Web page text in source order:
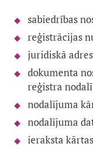
sabiedrības
reģistrācijas
juridiskā
dokumenta
reģistra
nodalījuma
nodalījuma
ieraksta